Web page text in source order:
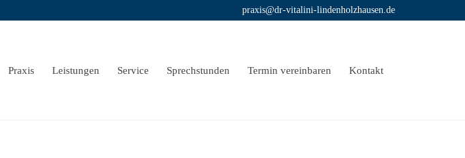
praxis@dr-vitalini-lindenholzhausen.de
Praxis Leistungen Service Sprechstunden Termin vereinbaren Kontakt